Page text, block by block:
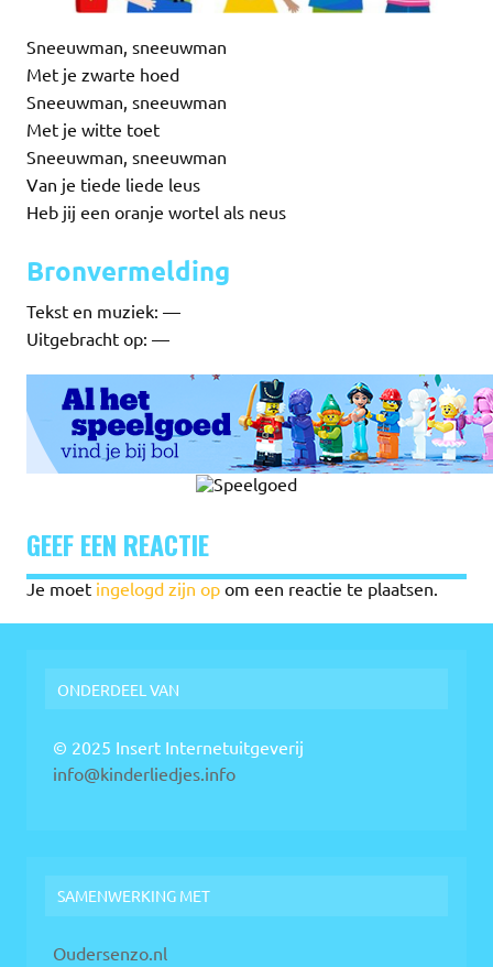
Sneeuwman, sneeuwman
Met je zwarte hoed
Sneeuwman, sneeuwman
Met je witte toet
Sneeuwman, sneeuwman
Van je tiede liede leus
Heb jij een oranje wortel als neus
Bronvermelding
Tekst en muziek: —
Uitgebracht op: —
GEEF EEN REACTIE
Je moet ingelogd zijn op om een reactie te plaatsen.
ONDERDEEL VAN
© 2025 Insert Internetuitgeverij
info@kinderliedjes.info
SAMENWERKING MET
Oudersenzo.nl